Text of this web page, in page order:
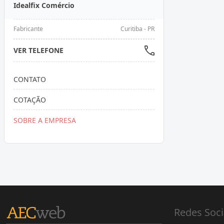
Idealfix Comércio
Fabricante Curitiba - PR
VER TELEFONE
CONTATO
COTAÇÃO
SOBRE A EMPRESA
Redes